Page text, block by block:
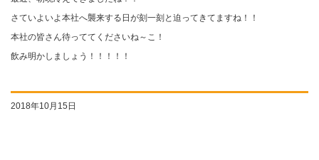
さていよいよ本社へ襲来する日が刻一刻と迫ってきてますね！！
本社の皆さん待っててくださいね～こ！
飲み明かしましょう！！！！！
2018年10月15日